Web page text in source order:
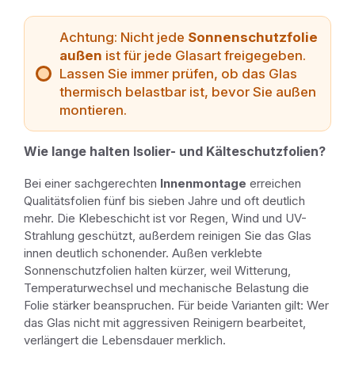
Achtung: Nicht jede Sonnenschutzfolie
außen ist für jede Glasart freigegeben.
Lassen Sie immer prüfen, ob das Glas
thermisch belastbar ist, bevor Sie außen
montieren.
Wie lange halten Isolier- und Kälteschutzfolien?
Bei einer sachgerechten Innenmontage erreichen
Qualitätsfolien fünf bis sieben Jahre und oft deutlich
mehr. Die Klebeschicht ist vor Regen, Wind und UV-
Strahlung geschützt, außerdem reinigen Sie das Glas
innen deutlich schonender. Außen verklebte
Sonnenschutzfolien halten kürzer, weil Witterung,
Temperaturwechsel und mechanische Belastung die
Folie stärker beanspruchen. Für beide Varianten gilt: Wer
das Glas nicht mit aggressiven Reinigern bearbeitet,
verlängert die Lebensdauer merklich.